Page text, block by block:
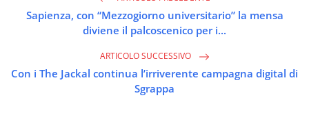
Sapienza, con “Mezzogiorno universitario” la mensa
diviene il palcoscenico per i...
ARTICOLO SUCCESSIVO
Con i The Jackal continua l’irriverente campagna digital di
Sgrappa